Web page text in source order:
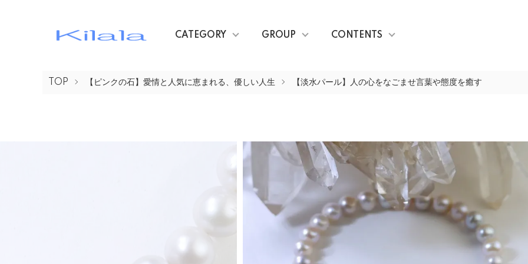
CATEGORY GROUP CONTENTS
TOP 【ピンクの石】愛情と人気に恵まれる、優しい人生 【淡水パール】人の心をなごませ言葉や態度を癒す